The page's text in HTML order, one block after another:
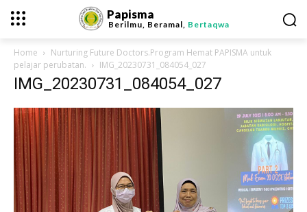
Papisma
Berilmu, Beramal, Bertaqwa
Home
Nurturing Future Doctors.Program Hemat PAPISMA untuk
pelajar perubatan.
IMG_20230731_084054_027
IMG_20230731_084054_027